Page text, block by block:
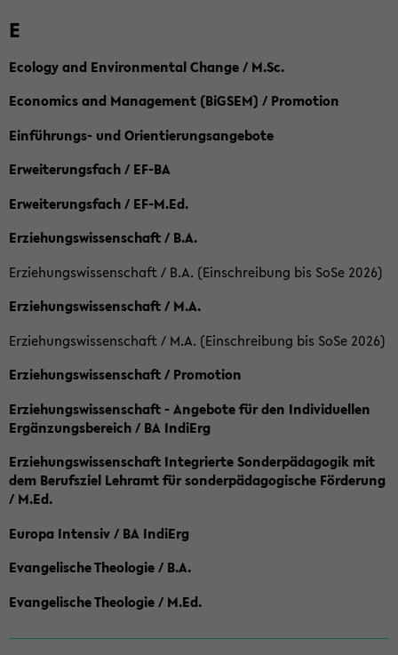
E
Ecology and Environmental Change / M.Sc.
Economics and Management (BiGSEM) / Promotion
Einführungs- und Orientierungsangebote
Erweiterungsfach / EF-BA
Erweiterungsfach / EF-M.Ed.
Erziehungswissenschaft / B.A.
Erziehungswissenschaft / B.A. (Einschreibung bis SoSe 2026)
Erziehungswissenschaft / M.A.
Erziehungswissenschaft / M.A. (Einschreibung bis SoSe 2026)
Erziehungswissenschaft / Promotion
Erziehungswissenschaft - Angebote für den Individuellen
Ergänzungsbereich / BA IndiErg
Erziehungswissenschaft Integrierte Sonderpädagogik mit
dem Berufsziel Lehramt für sonderpädagogische Förderung
/ M.Ed.
Europa Intensiv / BA IndiErg
Evangelische Theologie / B.A.
Evangelische Theologie / M.Ed.